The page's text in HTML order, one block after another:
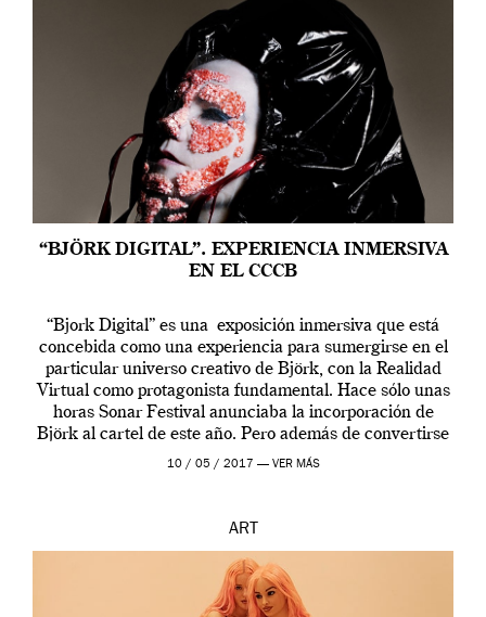
“BJÖRK DIGITAL”. EXPERIENCIA INMERSIVA
EN EL CCCB
“Bjork Digital” es una exposición inmersiva que está
concebida como una experiencia para sumergirse en el
particular universo creativo de Björk, con la Realidad
Virtual como protagonista fundamental. Hace sólo unas
horas Sonar Festival anunciaba la incorporación de
Björk al cartel de este año. Pero además de convertirse
en una de las actuaciones más relevantes […]
10 / 05 / 2017 — VER MÁS
ART